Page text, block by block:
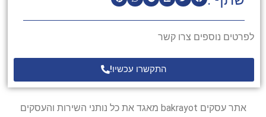
לפרטים נוספים צרו קשר
התקשרו עכשיו!
אתר עסקים bakrayot מאגד את כל נותני השירות והעסקים